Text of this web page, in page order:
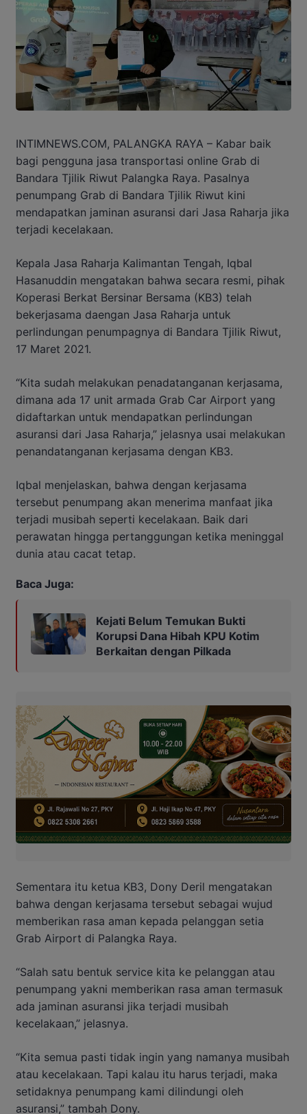
INTIMNEWS.COM, PALANGKA RAYA – Kabar baik
bagi pengguna jasa transportasi online Grab di
Bandara Tjilik Riwut Palangka Raya. Pasalnya
penumpang Grab di Bandara Tjilik Riwut kini
mendapatkan jaminan asuransi dari Jasa Raharja jika
terjadi kecelakaan.
Kepala Jasa Raharja Kalimantan Tengah, Iqbal
Hasanuddin mengatakan bahwa secara resmi, pihak
Koperasi Berkat Bersinar Bersama (KB3) telah
bekerjasama daengan Jasa Raharja untuk
perlindungan penumpagnya di Bandara Tjilik Riwut,
17 Maret 2021.
“Kita sudah melakukan penadatanganan kerjasama,
dimana ada 17 unit armada Grab Car Airport yang
didaftarkan untuk mendapatkan perlindungan
asuransi dari Jasa Raharja,” jelasnya usai melakukan
penandatanganan kerjasama dengan KB3.
Iqbal menjelaskan, bahwa dengan kerjasama
tersebut penumpang akan menerima manfaat jika
terjadi musibah seperti kecelakaan. Baik dari
perawatan hingga pertanggungan ketika meninggal
dunia atau cacat tetap.
Baca Juga:
Kejati Belum Temukan Bukti
Korupsi Dana Hibah KPU Kotim
Berkaitan dengan Pilkada
Sementara itu ketua KB3, Dony Deril mengatakan
bahwa dengan kerjasama tersebut sebagai wujud
memberikan rasa aman kepada pelanggan setia
Grab Airport di Palangka Raya.
“Salah satu bentuk service kita ke pelanggan atau
penumpang yakni memberikan rasa aman termasuk
ada jaminan asuransi jika terjadi musibah
kecelakaan,” jelasnya.
“Kita semua pasti tidak ingin yang namanya musibah
atau kecelakaan. Tapi kalau itu harus terjadi, maka
setidaknya penumpang kami dilindungi oleh
asuransi,” tambah Dony.